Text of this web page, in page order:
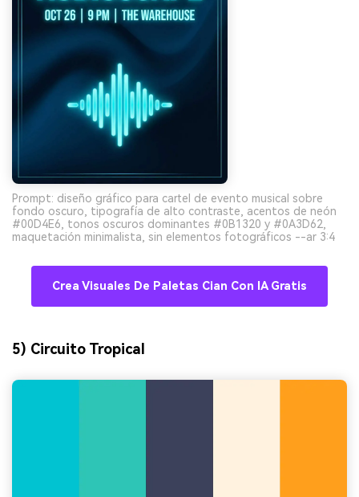
Prompt: diseño gráfico para cartel de evento musical sobre
fondo oscuro, tipografía de alto contraste, acentos de neón
#00D4E6, tonos oscuros dominantes #0B1320 y #0A3D62,
maquetación minimalista, sin elementos fotográficos --ar 3:4
Crea Visuales De Paletas Cian Con IA Gratis
5) Circuito Tropical